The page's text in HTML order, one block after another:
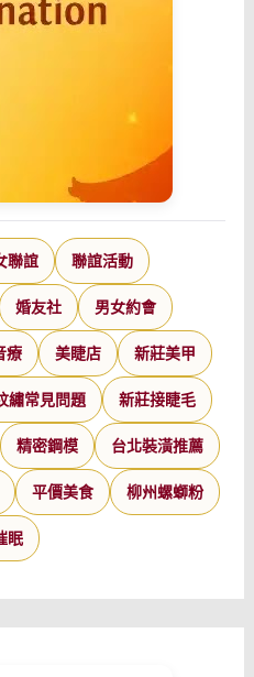
聯誼 聯誼活動
婚友社 男女約會
療 美睫店 新莊美甲
繡常見問題 新莊接睫毛
精密鋼模 台北裝潢推薦
平價美食 柳州螺螄粉
眠